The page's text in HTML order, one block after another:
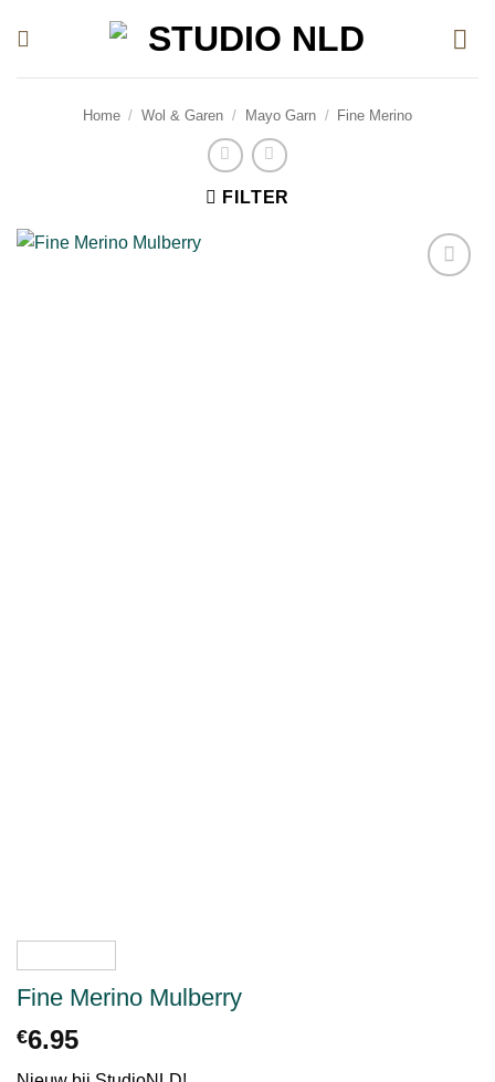
Home / Wol & Garen / Mayo Garn / Fine Merino
FILTER
Fine Merino Mulberry
€6.95